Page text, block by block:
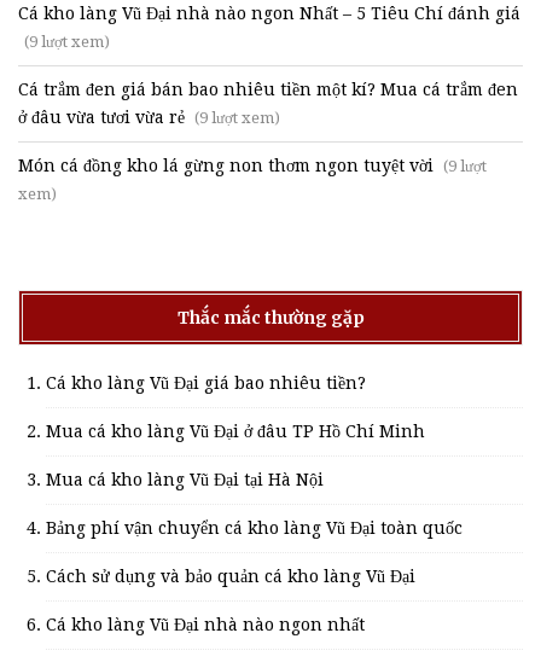
Cá kho làng Vũ Đại nhà nào ngon Nhất – 5 Tiêu Chí đánh giá
(9 lượt xem)
Cá trắm đen giá bán bao nhiêu tiền một kí? Mua cá trắm đen
ở đâu vừa tươi vừa rẻ (9 lượt xem)
Món cá đồng kho lá gừng non thơm ngon tuyệt vời (9 lượt
xem)
Thắc mắc thường gặp
Cá kho làng Vũ Đại giá bao nhiêu tiền?
Mua cá kho làng Vũ Đại ở đâu TP Hồ Chí Minh
Mua cá kho làng Vũ Đại tại Hà Nội
Bảng phí vận chuyển cá kho làng Vũ Đại toàn quốc
Cách sử dụng và bảo quản cá kho làng Vũ Đại
Cá kho làng Vũ Đại nhà nào ngon nhất